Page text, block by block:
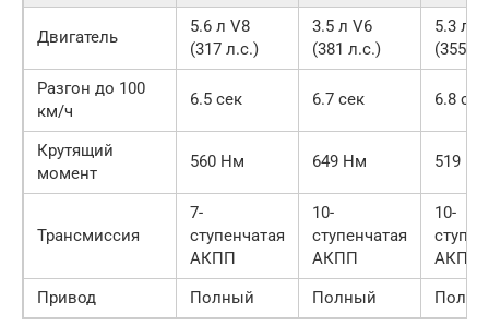
Двигатель
5.6 л V8
(317 л.с.)
3.5 л V6
(381 л.с.)
5.3 л
(355
Разгон до 100
км/ч
6.5 сек 6.7 сек 6.8 сек
Крутящий
момент
560 Нм 649 Нм 519 Нм
Трансмиссия
7-
ступенчатая
АКПП
10-
ступенчатая
АКПП
10-
АКПП
Привод
Полный Полный